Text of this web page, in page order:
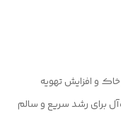
و افزایش تهویه
برای رشد سریع و سالم